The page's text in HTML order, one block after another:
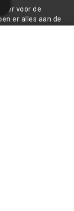
voor de
er alles aan de